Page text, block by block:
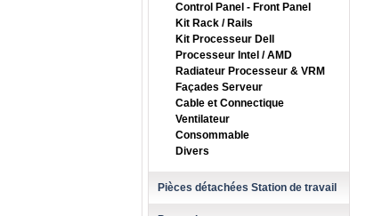
Control Panel - Front Panel
Kit Rack / Rails
Kit Processeur Dell
Processeur Intel / AMD
Radiateur Processeur & VRM
Façades Serveur
Cable et Connectique
Ventilateur
Consommable
Divers
Pièces détachées Station de travail